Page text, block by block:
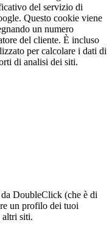
del servizio di
Questo cookie viene
un numero
del cliente. È incluso
per calcolare i dati di
di analisi dei siti.
DoubleClick (che è di
un profilo dei tuoi
altri siti.